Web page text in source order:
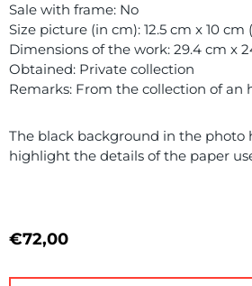
Sale with frame: No
Size picture (in cm): 12.5 cm x 10 cm
Dimensions of the work: 29.4 cm x
Obtained: Private collection
Remarks: From the collection of an
The black background in the photo
highlight the details of the paper
€72,00